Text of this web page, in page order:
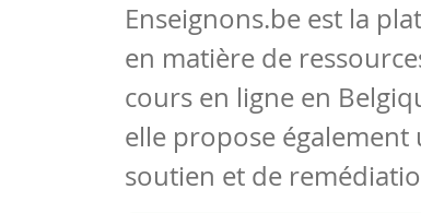
Enseignons.be est la
en matière de
cours en ligne en
elle propose
soutien et de